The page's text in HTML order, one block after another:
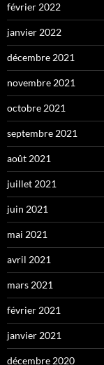
février 2022
janvier 2022
décembre 2021
novembre 2021
octobre 2021
septembre 2021
août 2021
juillet 2021
juin 2021
mai 2021
avril 2021
mars 2021
février 2021
janvier 2021
décembre 2020